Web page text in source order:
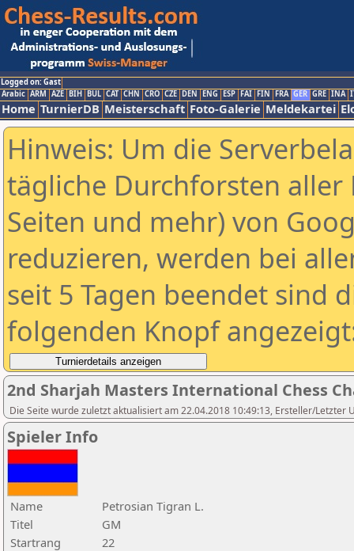
Logged on: Gast
Arabic ARM AZE BIH BUL CAT CHN CRO CZE DEN ENG ESP FAI FIN FRA GER GRE INA
Home TurnierDB Meisterschaft Foto-Galerie Meldekartei
Hinweis: Um die
tägliche Durchforsten aller
Seiten und mehr) von
reduzieren, werden bei
seit 5 Tagen beendet sind
folgenden Knopf
2nd Sharjah Masters International Chess
Die Seite wurde zuletzt aktualisiert am 22.04.2018 10:49:13, Ersteller/Letzter
Spieler Info
Name
Petrosian Tigran L.
Titel
GM
Startrang
22